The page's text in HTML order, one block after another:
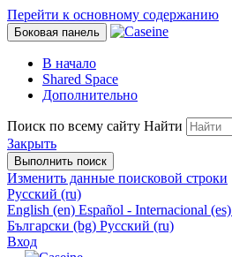
Перейти к основному содержанию
Боковая панель
В начало
Shared Space
Дополнительно
Поиск по всему сайту Найти
Закрыть
Выполнить поиск
Изменить данные поисковой строки
Русский ‎(ru)‎
English ‎(en)‎ Español - Internacional ‎(es)‎
Български ‎(bg)‎ Русский ‎(ru)‎
Вход